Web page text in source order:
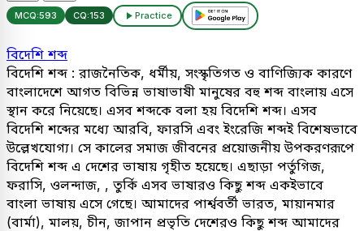
MCQ:593 CQ:153 Practice
বিদেশি শব্দ
বিদেশি শব্দ : রাজনৈতিক, ধর্মীয়, সংস্কৃতিগত ও বাণিজ্যিক কারণে
বাংলাদেশে আগত বিভিন্ন ভাষাভাষী মানুষের বহু শব্দ বাংলায় এসে
স্থান করে নিয়েছে। এসব শব্দকে বলা হয় বিদেশি শব্দ। এসব
বিদেশি শব্দের মধ্যে আরবি, ফারসি এবং ইংরেজি শব্দই বিশেষভাবে
উল্লেখযোগ্য। সে কালের সমাজ জীবনের প্রয়োজনীয় উপকরণরূপে
বিদেশি শব্দ এ দেশের ভাষায় গৃহীত হয়েছে। এছাড়া পর্তুগিজ,
ফরাসি, ওলন্দাজ, , তুর্কি এসব ভাষারও কিছু শব্দ একইভাবে
বাংলা ভাষায় এসে গেছে। আমাদের পার্শ্ববর্তী ভারত, মায়ানমার
(বার্মা), মালয়, চীন, জাপান প্রভৃতি দেশেরও কিছু শব্দ আমাদের